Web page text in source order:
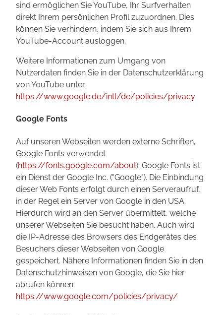
sind ermöglichen Sie YouTube, Ihr Surfverhalten
direkt Ihrem persönlichen Profil zuzuordnen. Dies
können Sie verhindern, indem Sie sich aus Ihrem
YouTube-Account ausloggen.
Weitere Informationen zum Umgang von
Nutzerdaten finden Sie in der Datenschutzerklärung
von YouTube unter:
https://www.google.de/intl/de/policies/privacy
Google Fonts
Auf unseren Webseiten werden externe Schriften,
Google Fonts verwendet
(https://fonts.google.com/about). Google Fonts ist
ein Dienst der Google Inc. ("Google"). Die Einbindung
dieser Web Fonts erfolgt durch einen Serveraufruf,
in der Regel ein Server von Google in den USA.
Hierdurch wird an den Server übermittelt, welche
unserer Webseiten Sie besucht haben. Auch wird
die IP-Adresse des Browsers des Endgerätes des
Besuchers dieser Webseiten von Google
gespeichert. Nähere Informationen finden Sie in den
Datenschutzhinweisen von Google, die Sie hier
abrufen können:
https://www.google.com/policies/privacy/